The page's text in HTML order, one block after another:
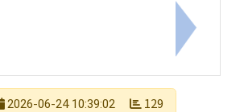
高中營隊、國中營隊』亞洲大學中亞聯
下一筆：
2026-06-24 10:39:02 129